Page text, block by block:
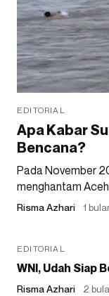
EDITORIAL
Apa Kabar
Bencana?
Pada November
menghantam
Risma Azhari 1
EDITORIAL
WNI, Udah Siap
Risma Azhari 2